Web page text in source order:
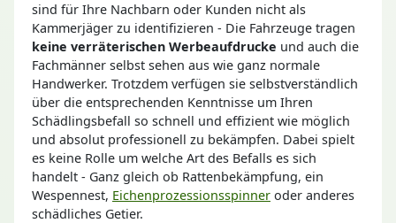
sind für Ihre Nachbarn oder Kunden nicht als
Kammerjäger zu identifizieren - Die Fahrzeuge tragen
keine verräterischen Werbeaufdrucke und auch die
Fachmänner selbst sehen aus wie ganz normale
Handwerker. Trotzdem verfügen sie selbstverständlich
über die entsprechenden Kenntnisse um Ihren
Schädlingsbefall so schnell und effizient wie möglich
und absolut professionell zu bekämpfen. Dabei spielt
es keine Rolle um welche Art des Befalls es sich
handelt - Ganz gleich ob Rattenbekämpfung, ein
Wespennest, Eichenprozessionsspinner oder anderes
schädliches Getier.